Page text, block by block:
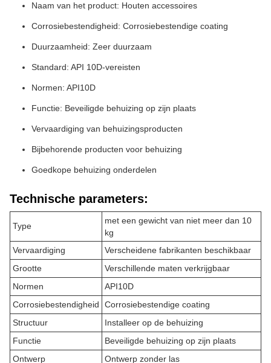
Naam van het product: Houten accessoires
Corrosiebestendigheid: Corrosiebestendige coating
Duurzaamheid: Zeer duurzaam
Standard: API 10D-vereisten
Normen: API10D
Functie: Beveiligde behuizing op zijn plaats
Vervaardiging van behuizingsproducten
Bijbehorende producten voor behuizing
Goedkope behuizing onderdelen
Technische parameters:
Type
met een gewicht van niet meer dan 10
kg
Vervaardiging
Verscheidene fabrikanten beschikbaar
Grootte
Verschillende maten verkrijgbaar
Normen
API10D
Corrosiebestendigheid
Corrosiebestendige coating
Structuur
Installeer op de behuizing
Functie
Beveiligde behuizing op zijn plaats
Ontwerp
Ontwerp zonder las